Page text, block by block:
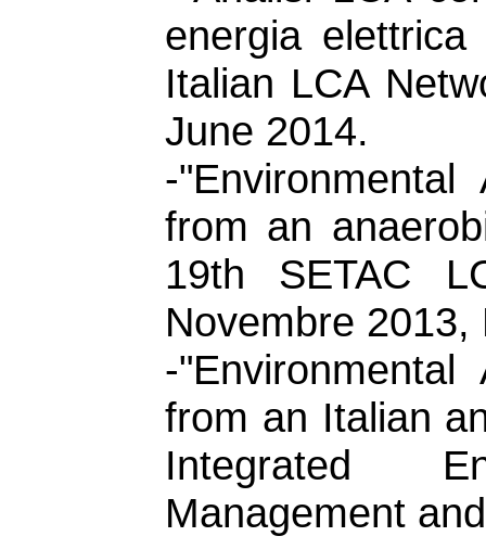
energia
Italian LCA
June 2014.
-
from an
19th SETAC
Novembre 2013,
-
from an Italian
Integrated
Management